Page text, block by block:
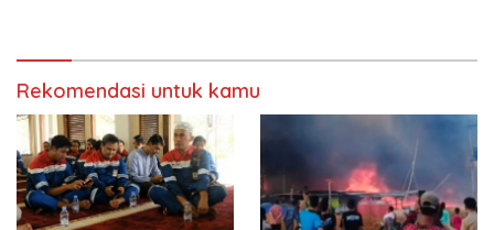
Rekomendasi untuk kamu